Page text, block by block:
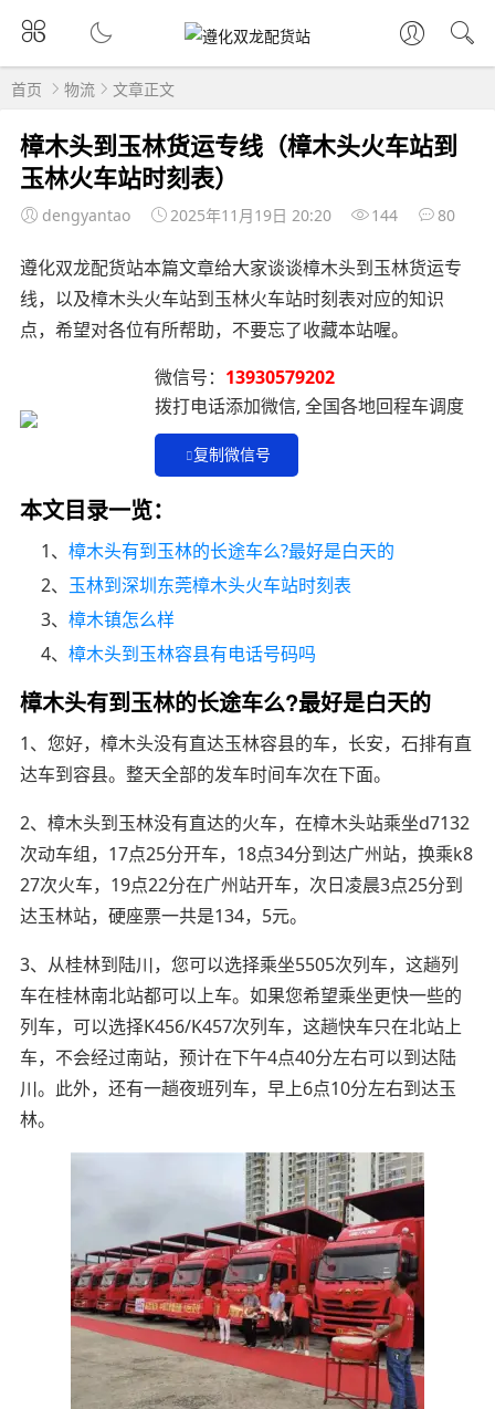
首页 物流 文章正文
樟木头到玉林货运专线（樟木头火车站到
玉林火车站时刻表）
dengyantao 2025年11月19日 20:20 144 80
遵化双龙配货站本篇文章给大家谈谈樟木头到玉林货运专
线，以及樟木头火车站到玉林火车站时刻表对应的知识
点，希望对各位有所帮助，不要忘了收藏本站喔。
微信号： 13930579202
拨打电话添加微信, 全国各地回程车调度
复制微信号
本文目录一览：
1、樟木头有到玉林的长途车么?最好是白天的
2、 玉林到深圳东莞樟木头火车站时刻表
3、樟木镇怎么样
4、樟木头到玉林容县有电话号码吗
樟木头有到玉林的长途车么?最好是白天的
1、您好，樟木头没有直达玉林容县的车，长安，石排有直
达车到容县。整天全部的发车时间车次在下面。
2、樟木头到玉林没有直达的火车，在樟木头站乘坐d7132
次动车组，17点25分开车，18点34分到达广州站，换乘k8
27次火车，19点22分在广州站开车，次日凌晨3点25分到
达玉林站，硬座票一共是134，5元。
3、从桂林到陆川，您可以选择乘坐5505次列车，这趟列
车在桂林南北站都可以上车。如果您希望乘坐更快一些的
列车，可以选择K456/K457次列车，这趟快车只在北站上
车，不会经过南站，预计在下午4点40分左右可以到达陆
川。此外，还有一趟夜班列车，早上6点10分左右到达玉
林。